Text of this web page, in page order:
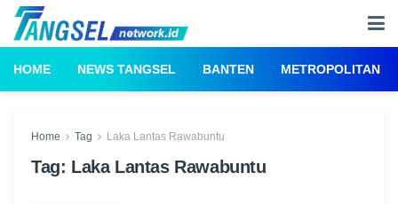
HOME NEWS TANGSEL BANTEN METROPOLITAN
Home Tag Laka Lantas Rawabuntu
Tag: Laka Lantas Rawabuntu